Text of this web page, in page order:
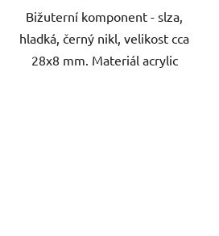
Bižuterní komponent - slza,
hladká, černý nikl, velikost cca
28x8 mm. Materiál acrylic